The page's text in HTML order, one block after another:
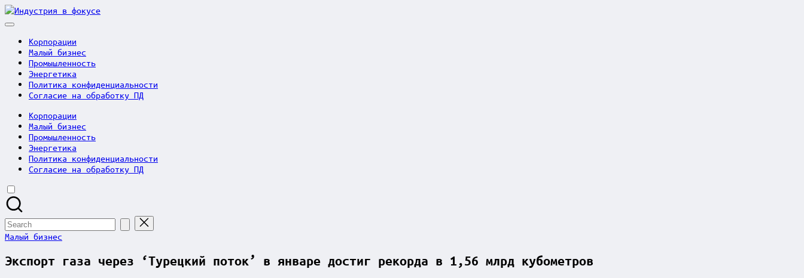
Skip
to
Индустрия
Корпорации
Малый бизнес
Промышленность
Энергетика
Политика конфиденциальности
Согласие на обработку ПД
Корпорации
Малый бизнес
Промышленность
Энергетика
Политика конфиденциальности
Согласие на обработку ПД
Search
for:
Posted
Малый бизнес
Экспорт газа через ‘Турецкий поток’ в январе достиг рекорда в 1,56 млрд кубометров